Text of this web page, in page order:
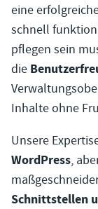
eine
schnell
pflegen sein
die
Inhalte ohne
Unsere
WordPress,
Schnittstellen